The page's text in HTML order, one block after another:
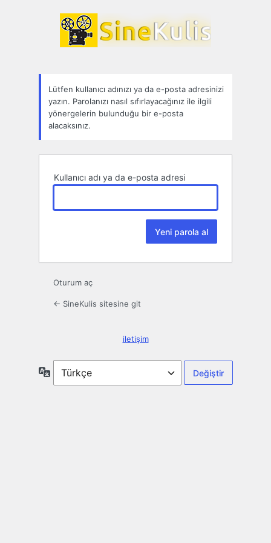
Parolamı
unuttum
Lütfen kullanıcı adınızı ya da e-posta adresinizi
yazın. Parolanızı nasıl sıfırlayacağınız ile ilgili
yönergelerin bulunduğu bir e-posta
alacaksınız.
Kullanıcı adı ya da e-posta adresi
Oturum aç
← SineKulis sitesine git
iletişim
Dil